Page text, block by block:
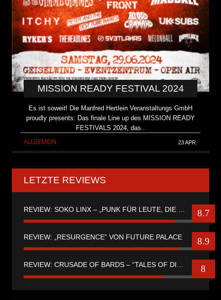
MISSION READY FESTIVAL 2024
Es ist soweit! Die Manfred Hertlein Veranstaltungs GmbH
proudly presents: Das finale Line up des MISSION READY
FESTIVALS 2024, das..
ALLGEMEIN 23 APR.
LETZTE REVIEWS
8.7
REVIEW: „RESURGENCE“ VON FUTURE PALACE 8.9
REVIEW: CRUSADE OF BARDS – “TALES OF DISTANT WORLDS“ 8